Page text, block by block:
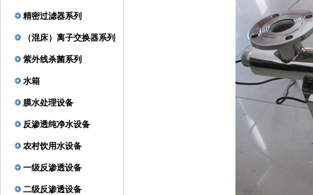
精密过滤器系列
（混床）离子交换器系列
紫外线杀菌系列
水箱
膜水处理设备
反渗透纯净水设备
农村饮用水设备
一级反渗透设备
二级反渗透设备